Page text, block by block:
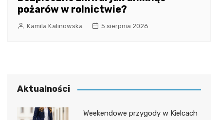
pożarów w rolnictwie?
Kamila Kalinowska 5 sierpnia 2026
Aktualności
Weekendowe przygody w Kielcach